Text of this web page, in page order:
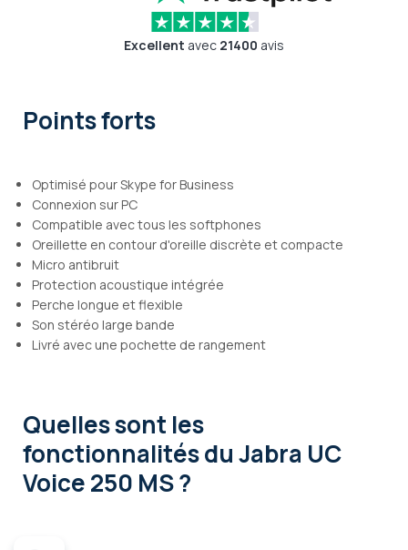
Excellent avec 21400 avis
Points forts
Optimisé pour Skype for Business
Connexion sur PC
Compatible avec tous les softphones
Oreillette en contour d'oreille discrète et compacte
Micro antibruit
Protection acoustique intégrée
Perche longue et flexible
Son stéréo large bande
Livré avec une pochette de rangement
Quelles sont les
fonctionnalitésdu Jabra UC
Voice 250 MS ?